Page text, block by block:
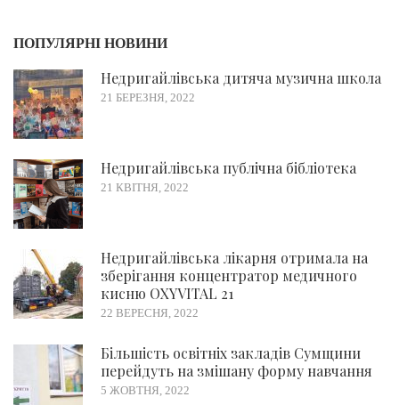
ПОПУЛЯРНІ НОВИНИ
Недригайлівська дитяча музична школа
21 БЕРЕЗНЯ, 2022
Недригайлівська публічна бібліотека
21 КВІТНЯ, 2022
Недригайлівська лікарня отримала на
зберігання концентратор медичного
кисню OXYVITAL 21
22 ВЕРЕСНЯ, 2022
Більшість освітніх закладів Сумщини
перейдуть на змішану форму навчання
5 ЖОВТНЯ, 2022